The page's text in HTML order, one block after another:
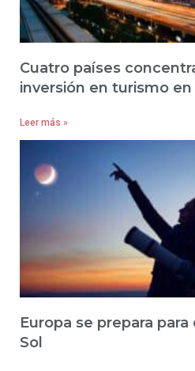
Cuatro países
inversión en turismo en
Leer más »
Europa se prepara
Sol